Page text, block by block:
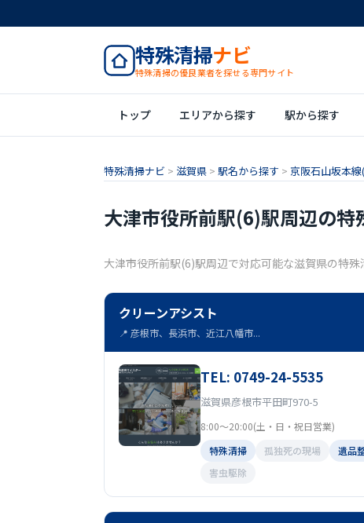
特殊清掃ナビ
特殊清掃の優良業者を探せる専門サイト
トップ エリアから探す 駅から探す
特殊清掃ナビ > 滋賀県 > 駅名から探す > 京阪石山坂本線
大津市役所前駅(6)駅周辺の特
大津市役所前駅(6)駅周辺で対応可能な滋賀県の特殊
クリーンアシスト
📍 彦根市、長浜市、近江八幡市...
TEL: 0749-24-5535
滋賀県彦根市平田町970-5
8:00～20:00(土・日・祝日営業)
特殊清掃
孤独死の現場 遺品
害虫駆除